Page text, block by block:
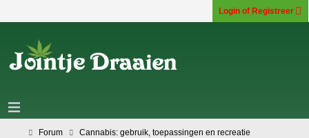
Login of Registreer
Forum
Cannabis: gebruik, toepassingen en recreatie